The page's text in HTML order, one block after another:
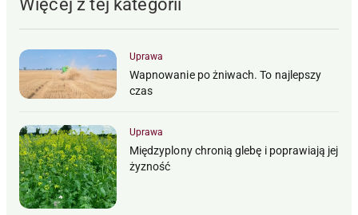
Więcej z tej kategorii
Uprawa
Wapnowanie po żniwach. To najlepszy
czas
Uprawa
Międzyplony chronią glebę i poprawiają jej
żyzność